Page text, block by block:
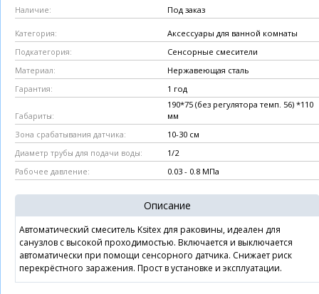
Наличие: Под заказ
Категория: Аксессуары для ванной комнаты
Подкатегория: Сенсорные смесители
Материал: Нержавеющая сталь
Гарантия: 1 год
Габариты:
190*75 (без регулятора темп. 56) *110
мм
Зона срабатывания датчика: 10-30 см
Диаметр трубы для подачи воды: 1/2
Рабочее давление: 0.03 - 0.8 МПа
Описание
Автоматический смеситель Ksitex для раковины, идеален для
санузлов с высокой проходимостью. Включается и выключается
автоматически при помощи сенсорного датчика. Снижает риск
перекрёстного заражения. Прост в установке и эксплуатации.